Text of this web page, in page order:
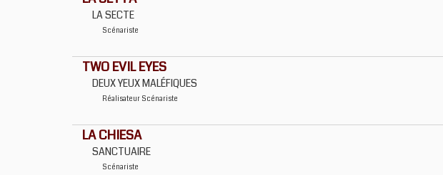
LA SECTE
Scénariste
TWO EVIL EYES
DEUX YEUX MALÉFIQUES
Réalisateur Scénariste
LA CHIESA
SANCTUAIRE
Scénariste